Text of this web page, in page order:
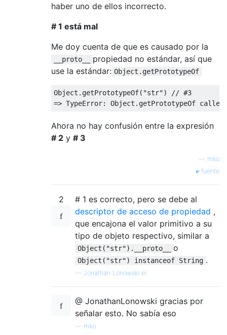
haber uno de ellos incorrecto.
# 1 está mal
Me doy cuenta de que es causado por la
__proto__
propiedad no estándar, así que
use la estándar: Object.getPrototypeOf
Object . getPrototypeOf( "str")
// #3
=> TypeError: Object . getPrototypeOf called
Ahora no hay confusión entre la expresión
# 2 y # 3
mko
fuente
2
# 1 es correcto, pero se debe al
descriptor de acceso de propiedad ,
que encajona el valor primitivo a su
tipo de objeto respectivo, similar a
Object("str").__proto__ o
Object("str") instanceof String .
— Jonathan Lonowski el
@ JonathanLonowski gracias por
señalar esto. No sabía eso
mko